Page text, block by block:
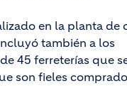
en la planta de
también a los
45 ferreterías que
son fieles